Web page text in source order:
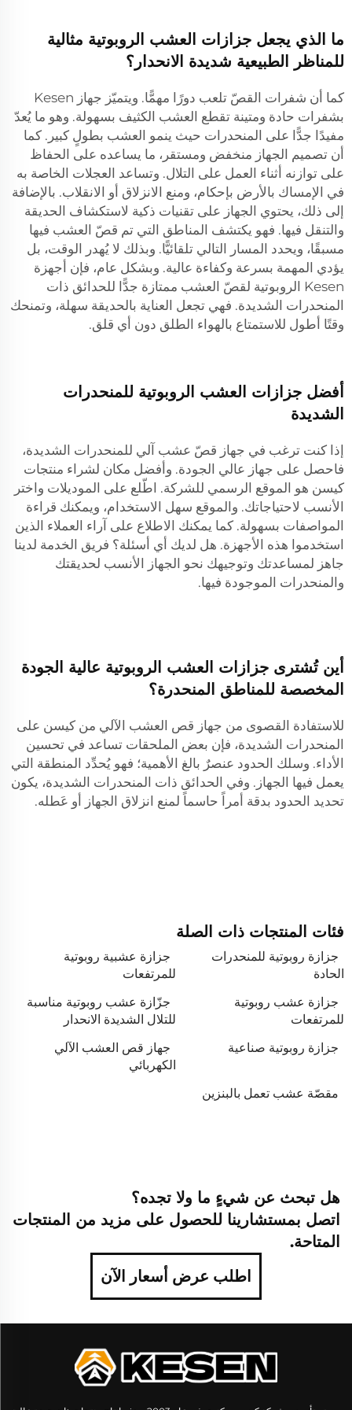
ما الذي يجعل جزازات العشب الروبوتية مثالية
للمناظر الطبيعية شديدة الانحدار؟
كما أن شفرات القصّ تلعب دورًا مهمًّا. ويتميّز جهاز Kesen
بشفرات حادة ومتينة تقطع العشب الكثيف بسهولة. وهو ما يُعدّ
مفيدًا جدًّا على المنحدرات حيث ينمو العشب بطولٍ كبير. كما
أن تصميم الجهاز منخفض ومستقر، ما يساعده على الحفاظ
على توازنه أثناء العمل على التلال. وتساعد العجلات الخاصة به
في الإمساك بالأرض بإحكام، ومنع الانزلاق أو الانقلاب. بالإضافة
إلى ذلك، يحتوي الجهاز على تقنيات ذكية لاستكشاف الحديقة
والتنقل فيها. فهو يكتشف المناطق التي تم قصّ العشب فيها
مسبقًا، ويحدد المسار التالي تلقائيًّا. وبذلك لا يُهدر الوقت، بل
يؤدي المهمة بسرعة وكفاءة عالية. وبشكل عام، فإن أجهزة
Kesen الروبوتية لقصّ العشب ممتازة جدًّا للحدائق ذات
المنحدرات الشديدة. فهي تجعل العناية بالحديقة سهلة، وتمنحك
وقتًا أطول للاستمتاع بالهواء الطلق دون أي قلق.
أفضل جزازات العشب الروبوتية للمنحدرات
الشديدة
إذا كنت ترغب في جهاز قصّ عشب آلي للمنحدرات الشديدة،
فاحصل على جهاز عالي الجودة. وأفضل مكان لشراء منتجات
كيسن هو الموقع الرسمي للشركة. اطّلع على الموديلات واختر
الأنسب لاحتياجاتك. والموقع سهل الاستخدام، ويمكنك قراءة
المواصفات بسهولة. كما يمكنك الاطلاع على آراء العملاء الذين
استخدموا هذه الأجهزة. هل لديك أي أسئلة؟ فريق الخدمة لدينا
جاهز لمساعدتك وتوجيهك نحو الجهاز الأنسب لحديقتك
والمنحدرات الموجودة فيها.
أين تُشترى جزازات العشب الروبوتية عالية الجودة
المخصصة للمناطق المنحدرة؟
للاستفادة القصوى من جهاز قص العشب الآلي من كيسن على
المنحدرات الشديدة، فإن بعض الملحقات تساعد في تحسين
الأداء. وسلك الحدود عنصرٌ بالغ الأهمية؛ فهو يُحدِّد المنطقة التي
يعمل فيها الجهاز. وفي الحدائق ذات المنحدرات الشديدة، يكون
تحديد الحدود بدقة أمراً حاسماً لمنع انزلاق الجهاز أو عَطله.
فئات المنتجات ذات الصلة
جزازة روبوتية للمنحدرات
الحادة
جزازة عشبية روبوتية
للمرتفعات
جزازة عشب روبوتية
للمرتفعات
جزّازة عشب روبوتية مناسبة
للتلال الشديدة الانحدار
جزازة روبوتية صناعية
جهاز قص العشب الآلي
الكهربائي
مقصّة عشب تعمل بالبنزين
هل تبحث عن شيءٍ ما ولا تجده؟
اتصل بمستشارينا للحصول على مزيد من المنتجات
المتاحة.
اطلب عرض أسعار الآن